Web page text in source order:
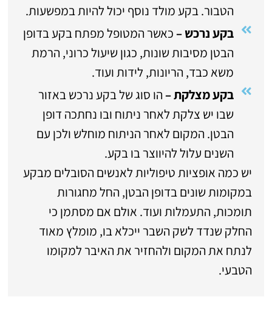
הטבור. בקע מולד נוסף יכול להיות במפשעות.
בקע נרכש – כאשר המטופל מפתח בקע בדופן
הבטן מסיבות שונות, כגון שיעול כרוני, הרמת
משא כבד, הריונות, לידות ועוד.
בקע מצלקת – הו סוג של בקע נרכש באזור
שבו יש צלקת לאחר ניתוח ובו נחתכה דופן
הבטן. המקום לאחר הניתוח מוחלש ולכן עם
השנים עלול להיווצר בו בקע.
יש כמה אופציות טיפוליות לאנשים הסובלים מבקע
במקומות שונים בדופן הבטן, החל מחגורות
תומכות, התעמלות ועוד. אולם אם מסתמן כי
החלק שנדד לשק השבר ייכלא בו, מומלץ מאוד
לנתח את המקום ולהחזיר את האיבר למקומו
הטבעי.